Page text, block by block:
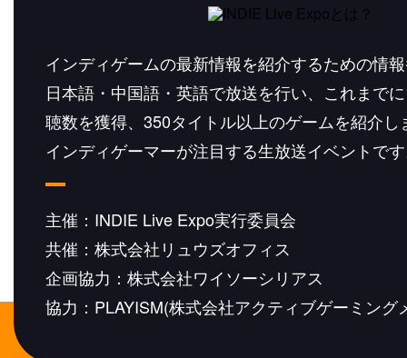
インディゲームの最新情報を紹介するための情
日本語・中国語・英語で放送を行い、これまで
聴数を獲得、350タイトル以上のゲームを紹介し
インディゲーマーが注目する生放送イベントで
主催：INDIE Live Expo実行委員会
共催：株式会社リュウズオフィス
企画協力：株式会社ワイソーシリアス
協力：PLAYISM(株式会社アクティブゲーミング